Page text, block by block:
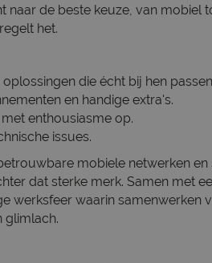
de beste keuze, van mobiel
het.
die écht bij hen
en handige extra's.
enthousiasme op.
issues.
mobiele netwerken en
dat sterke merk. Samen met
werksfeer waarin samenwerken
glimlach.